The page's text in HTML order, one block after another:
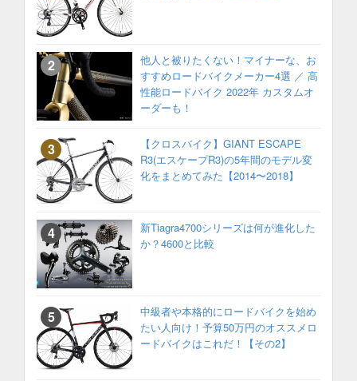
他人と被りたくない！マイナーな、お
すすめロードバイクメーカー4選 ／ 高
性能ロードバイク 2022年 カスタムオ
ーダーも！
【クロスバイク】GIANT ESCAPE
R3(エスケープR3)の5年間のモデル変
化をまとめてみた【2014〜2018】
新Tiagra4700シリーズは何が進化した
か？4600と比較
中級者や本格的にロードバイクを始め
たい人向け！予算50万円のオススメロ
ードバイクはこれだ！【その2】